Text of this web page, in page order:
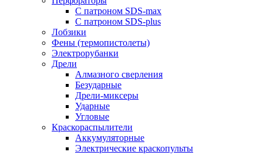
С патроном SDS-max
С патроном SDS-plus
Лобзики
Фены (термопистолеты)
Электрорубанки
Дрели
Алмазного сверления
Безударные
Дрели-миксеры
Ударные
Угловые
Краскораспылители
Аккумуляторные
Электрические краскопульты